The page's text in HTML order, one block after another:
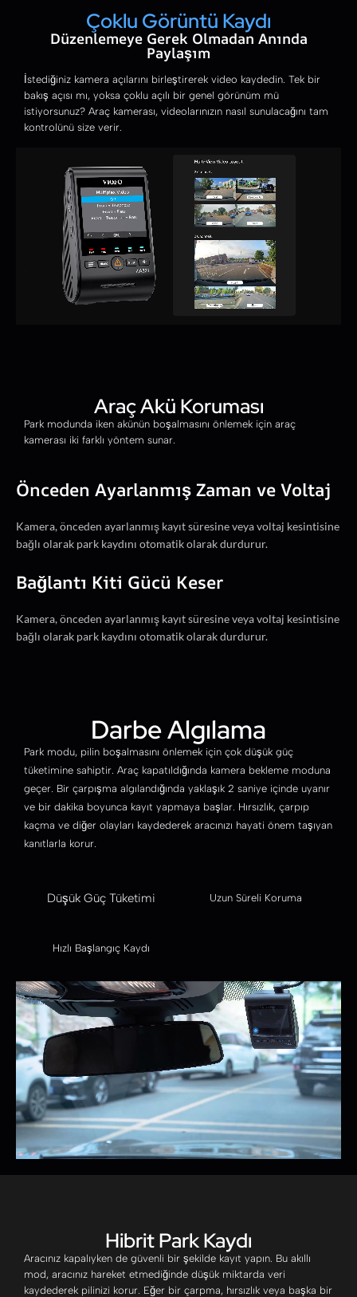
Çoklu Görüntü Kaydı
Düzenlemeye Gerek Olmadan Anında
Paylaşım
İstediğiniz kamera açılarını birleştirerek video kaydedin. Tek bir
bakış açısı mı, yoksa çoklu açılı bir genel görünüm mü
istiyorsunuz? Araç kamerası, videolarınızın nasıl sunulacağını tam
kontrolünü size verir.
Araç Akü Koruması
Park modunda iken akünün boşalmasını önlemek için araç
kamerası iki farklı yöntem sunar.
Önceden Ayarlanmış Zaman ve Voltaj
Kamera, önceden ayarlanmış kayıt süresine veya voltaj kesintisine
bağlı olarak park kaydını otomatik olarak durdurur.
Bağlantı Kiti Gücü Keser
Kamera, önceden ayarlanmış kayıt süresine veya voltaj kesintisine
bağlı olarak park kaydını otomatik olarak durdurur.
Darbe Algılama
Park modu, pilin boşalmasını önlemek için çok düşük güç
tüketimine sahiptir. Araç kapatıldığında kamera bekleme moduna
geçer. Bir çarpışma algılandığında yaklaşık 2 saniye içinde uyanır
ve bir dakika boyunca kayıt yapmaya başlar. Hırsızlık, çarpıp
kaçma ve diğer olayları kaydederek aracınızı hayati önem taşıyan
kanıtlarla korur.
Düşük Güç Tüketimi Uzun Süreli Koruma
Hızlı Başlangıç Kaydı
Hibrit Park Kaydı
Aracınız kapalıyken de güvenli bir şekilde kayıt yapın. Bu akıllı
mod, aracınız hareket etmediğinde düşük miktarda veri
kaydederek pilinizi korur. Eğer bir çarpma, hırsızlık veya başka bir